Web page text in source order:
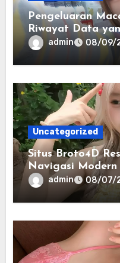
Pengeluaran
Riwayat Data
admin 08/09/
Uncategorized
Situs Broto4D
Navigasi
Digital
admin 08/07/